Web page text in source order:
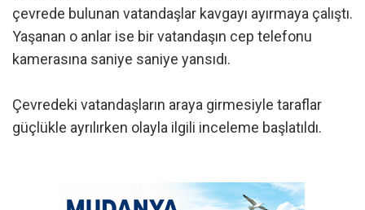
çevrede bulunan vatandaşlar kavgayı ayırmaya çalıştı.
Yaşanan o anlar ise bir vatandaşın cep telefonu
kamerasına saniye saniye yansıdı.
Çevredeki vatandaşların araya girmesiyle taraflar
güçlükle ayrılırken olayla ilgili inceleme başlatıldı.